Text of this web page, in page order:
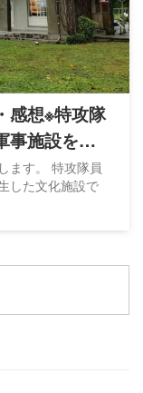
感想※特攻隊
事施設を再
ます。 特攻隊員
した文化施設で